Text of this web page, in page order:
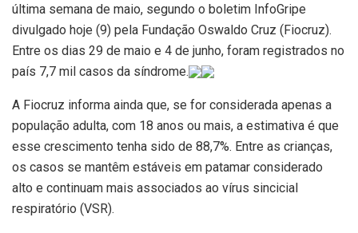
última semana de maio, segundo o boletim InfoGripe
divulgado hoje (9) pela Fundação Oswaldo Cruz (Fiocruz).
Entre os dias 29 de maio e 4 de junho, foram registrados no
país 7,7 mil casos da síndrome.
A Fiocruz informa ainda que, se for considerada apenas a
população adulta, com 18 anos ou mais, a estimativa é que
esse crescimento tenha sido de 88,7%. Entre as crianças,
os casos se mantêm estáveis em patamar considerado
alto e continuam mais associados ao vírus sincicial
respiratório (VSR).